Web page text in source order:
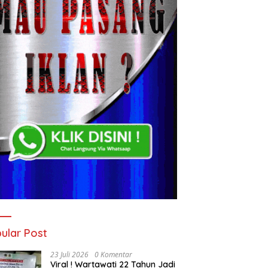
Post
23 Juli 2026 0 Komentar
Viral ! Wartawati 22 Tahun Jadi